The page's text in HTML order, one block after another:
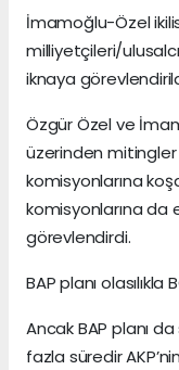
İmamoğlu-Özel
milliyetçileri/
iknaya
Özgür Özel ve
üzerinden mitingler
komisyonlarına
komisyonlarına da
görevlendirdi.
BAP planı
Ancak BAP planı
fazla süredir